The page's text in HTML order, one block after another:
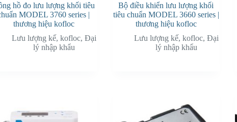
hồ đo lưu lượng khối tiêu
MODEL 3760 series |
thương hiệu kofloc
Lưu lượng kế, kofloc, Đại
lý nhập khẩu
Bộ điều khiển lưu lượng khối
tiêu chuẩn MODEL 3660 series |
thương hiệu kofloc
Lưu lượng kế, kofloc, Đại
lý nhập khẩu